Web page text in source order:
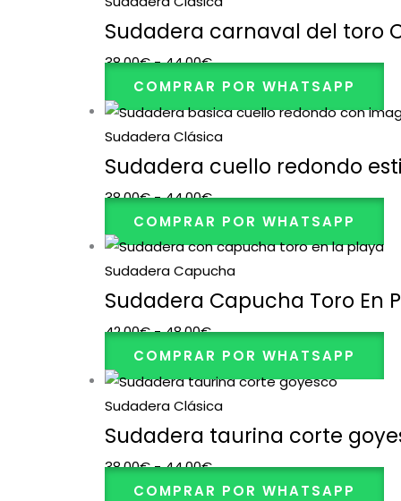
Sudadera carnaval del toro
38,00€-44,00€
COMPRAR POR WHATSAPP
Sudadera Clásica
Sudadera cuello redondo
38,00€-44,00€
COMPRAR POR WHATSAPP
Sudadera Capucha
Sudadera Capucha Toro En
42,00€-48,00€
COMPRAR POR WHATSAPP
Sudadera Clásica
Sudadera taurina corte
38,00€-44,00€
COMPRAR POR WHATSAPP